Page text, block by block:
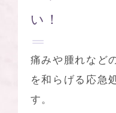
い！
痛みや腫れなど
を和らげる応急
す。